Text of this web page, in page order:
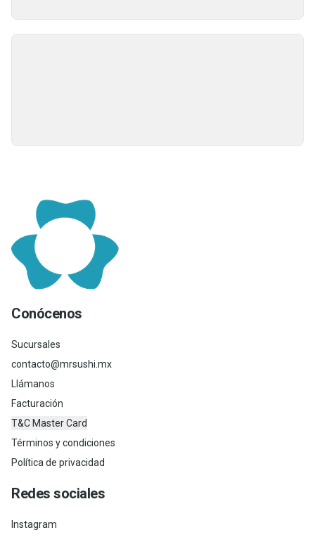
Conócenos
Sucursales
contacto@mrsushi.mx
Llámanos
Facturación
T&C Master Card
Términos y condiciones
Política de privacidad
Redes sociales
Instagram